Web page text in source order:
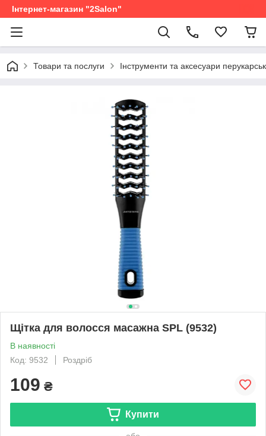
Інтернет-магазин "2Salon"
Товари та послуги Інструменти та аксесуари
Щітка для волосся масажна SPL (9532)
В наявності
Код: 9532
Роздріб
109 ₴
Купити